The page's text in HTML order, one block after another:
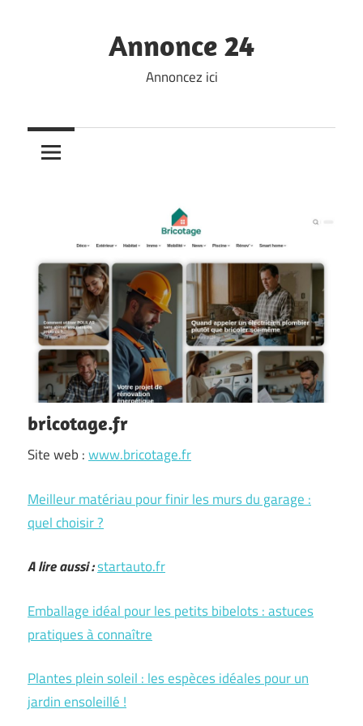
Annonce 24
Annoncez ici
bricotage.fr
Site web :www.bricotage.fr
Meilleur matériau pour finir les murs du garage :
quel choisir ?
A lire aussi :startauto.fr
Emballage idéal pour les petits bibelots : astuces
pratiques à connaître
Plantes plein soleil : les espèces idéales pour un
jardin ensoleillé !